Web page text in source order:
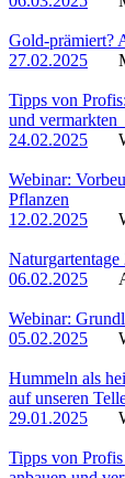
Gold-prämiert?
27.02.2025
Tipps von
und
24.02.2025
Webinar:
Pflanzen
12.02.2025
Naturgartentage
06.02.2025
Webinar:
05.02.2025
Hummeln als
auf unseren
29.01.2025
Tipps von